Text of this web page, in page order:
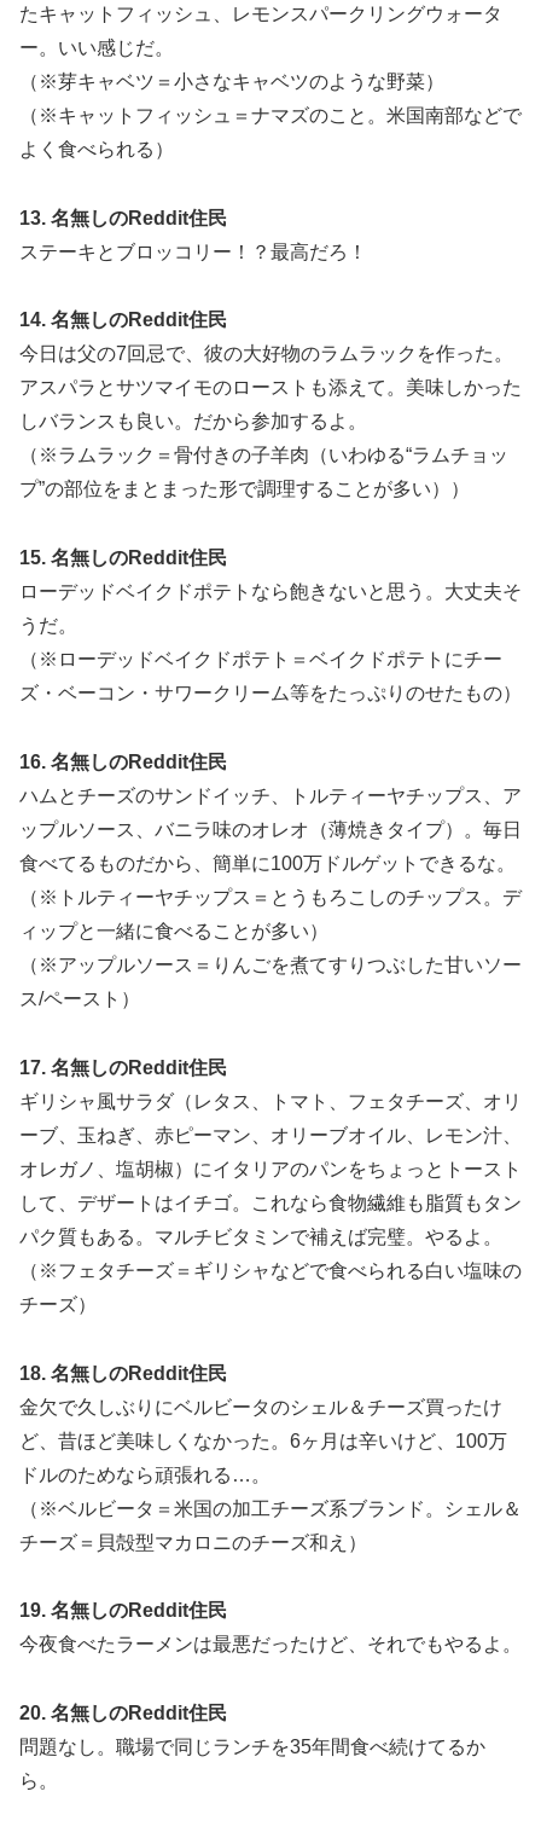
たキャットフィッシュ、レモンスパークリングウォータ
ー。いい感じだ。
（※芽キャベツ＝小さなキャベツのような野菜）
（※キャットフィッシュ＝ナマズのこと。米国南部などで
よく食べられる）
13. 名無しのReddit住民
ステーキとブロッコリー！？最高だろ！
14. 名無しのReddit住民
今日は父の7回忌で、彼の大好物のラムラックを作った。
アスパラとサツマイモのローストも添えて。美味しかった
しバランスも良い。だから参加するよ。
（※ラムラック＝骨付きの子羊肉（いわゆる“ラムチョッ
プ”の部位をまとまった形で調理することが多い））
15. 名無しのReddit住民
ローデッドベイクドポテトなら飽きないと思う。大丈夫そ
うだ。
（※ローデッドベイクドポテト＝ベイクドポテトにチー
ズ・ベーコン・サワークリーム等をたっぷりのせたもの）
16. 名無しのReddit住民
ハムとチーズのサンドイッチ、トルティーヤチップス、ア
ップルソース、バニラ味のオレオ（薄焼きタイプ）。毎日
食べてるものだから、簡単に100万ドルゲットできるな。
（※トルティーヤチップス＝とうもろこしのチップス。デ
ィップと一緒に食べることが多い）
（※アップルソース＝りんごを煮てすりつぶした甘いソー
ス/ペースト）
17. 名無しのReddit住民
ギリシャ風サラダ（レタス、トマト、フェタチーズ、オリ
ーブ、玉ねぎ、赤ピーマン、オリーブオイル、レモン汁、
オレガノ、塩胡椒）にイタリアのパンをちょっとトースト
して、デザートはイチゴ。これなら食物繊維も脂質もタン
パク質もある。マルチビタミンで補えば完璧。やるよ。
（※フェタチーズ＝ギリシャなどで食べられる白い塩味の
チーズ）
18. 名無しのReddit住民
金欠で久しぶりにベルビータのシェル＆チーズ買ったけ
ど、昔ほど美味しくなかった。6ヶ月は辛いけど、100万
ドルのためなら頑張れる…。
（※ベルビータ＝米国の加工チーズ系ブランド。シェル＆
チーズ＝貝殻型マカロニのチーズ和え）
19. 名無しのReddit住民
今夜食べたラーメンは最悪だったけど、それでもやるよ。
20. 名無しのReddit住民
問題なし。職場で同じランチを35年間食べ続けてるか
ら。